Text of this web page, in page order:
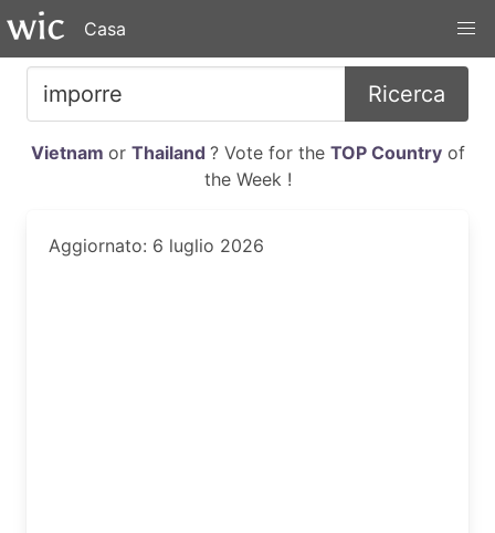
Casa
Ricerca
Vietnam or Thailand ? Vote for the TOP Countryof
the Week !
Aggiornato: 6 luglio 2026